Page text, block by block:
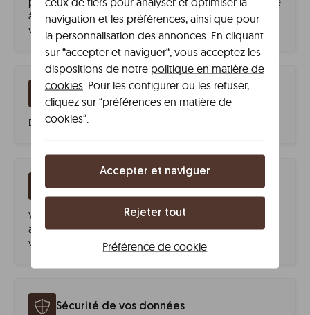
à la possibilité de combiner affaires et plaisir. Prolongez
votre séjour avec des tarifs spéciaux.
Le meilleur rapport qualité-prix
Des prix compétitifs adaptés à vos besoins.
Service de gestion des voyages d’affaires
Vous disposerez d’un Key Account Manager personnel
afin que tout soit parfaitement organisé pour votre
voyage.
Sécurité de vos données
navigation et les préférences, ainsi que pour
la personnalisation des annonces. En cliquant
sur “accepter et naviguer“, vous acceptez les
dispositions de notre politique en matière de
cookies. Pour les configurer ou les refuser,
cliquez sur “préférences en matière de
cookies“.
Accepter et naviguer
Rejeter tout
Préférence de cookie